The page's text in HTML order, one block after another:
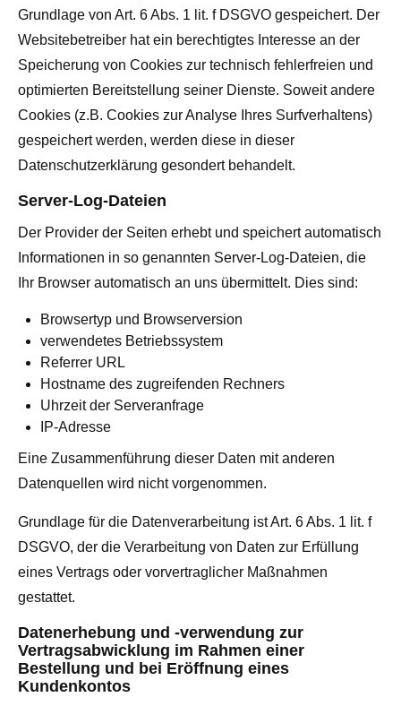
Grundlage von Art. 6 Abs. 1 lit. f DSGVO gespeichert. Der
Websitebetreiber hat ein berechtigtes Interesse an der
Speicherung von Cookies zur technisch fehlerfreien und
optimierten Bereitstellung seiner Dienste. Soweit andere
Cookies (z.B. Cookies zur Analyse Ihres Surfverhaltens)
gespeichert werden, werden diese in dieser
Datenschutzerklärung gesondert behandelt.
Server-Log-Dateien
Der Provider der Seiten erhebt und speichert automatisch
Informationen in so genannten Server-Log-Dateien, die
Ihr Browser automatisch an uns übermittelt. Dies sind:
Browsertyp und Browserversion
verwendetes Betriebssystem
Referrer URL
Hostname des zugreifenden Rechners
Uhrzeit der Serveranfrage
IP-Adresse
Eine Zusammenführung dieser Daten mit anderen
Datenquellen wird nicht vorgenommen.
Grundlage für die Datenverarbeitung ist Art. 6 Abs. 1 lit. f
DSGVO, der die Verarbeitung von Daten zur Erfüllung
eines Vertrags oder vorvertraglicher Maßnahmen
gestattet.
Datenerhebung und -verwendung zur
Vertragsabwicklung im Rahmen einer
Bestellung und bei Eröffnung eines
Kundenkontos